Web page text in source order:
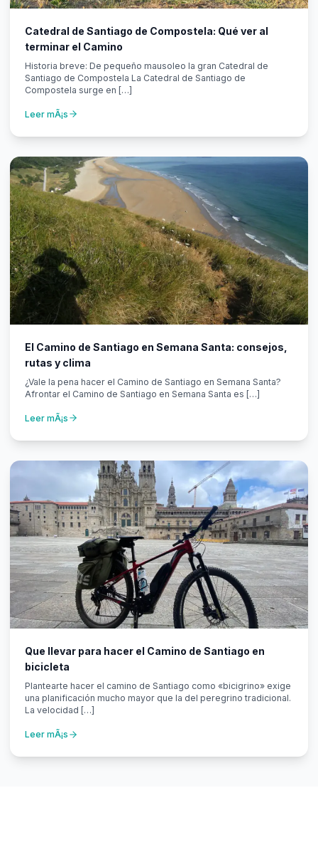
Catedral de Santiago de Compostela: Qué ver al
terminar el Camino
Historia breve: De pequeño mausoleo la gran Catedral de
Santiago de Compostela La Catedral de Santiago de
Compostela surge en […]
Leer mÃ¡s
El Camino de Santiago en Semana Santa: consejos,
rutas y clima
¿Vale la pena hacer el Camino de Santiago en Semana Santa?
Afrontar el Camino de Santiago en Semana Santa es […]
Leer mÃ¡s
Que llevar para hacer el Camino de Santiago en
bicicleta
Plantearte hacer el camino de Santiago como «bicigrino» exige
una planificación mucho mayor que la del peregrino tradicional.
La velocidad […]
Leer mÃ¡s